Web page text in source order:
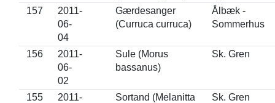
157
2011-
06-
04
Gærdesanger
(Curruca curruca)
Ålbæk -
Sommerhus
156
2011-
06-
02
Sule (Morus
bassanus)
Sk. Gren
155
2011-
Sortand (Melanitta
Sk. Gren